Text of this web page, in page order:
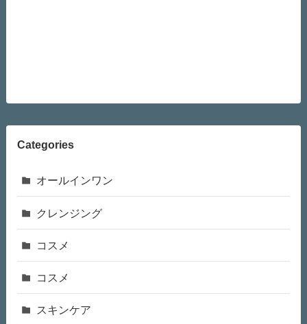
Categories
オールインワン
クレンジング
コスメ
コスメ
スキンケア